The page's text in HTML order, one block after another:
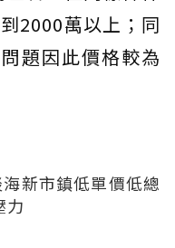
2000萬以上；同
題因此價格較為
新市鎮低單價低總
力